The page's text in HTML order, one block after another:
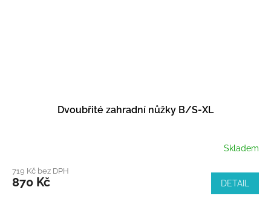
Dvoubřité zahradní nůžky B/S-XL
Skladem
719 Kč bez DPH
870 Kč DETAIL